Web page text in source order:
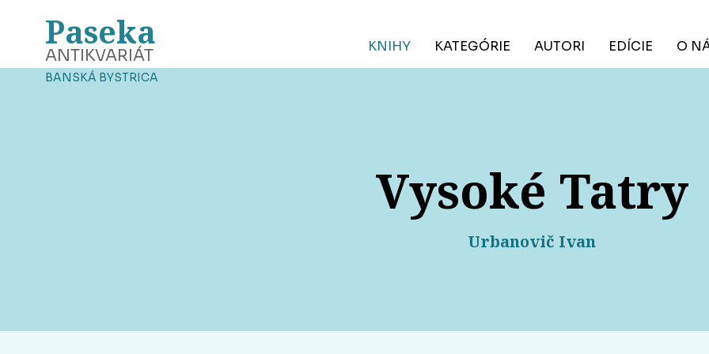
Paseka
ANTIKVARIÁT
BANSKÁ BYSTRICA
KNIHY KATEGÓRIE AUTORI EDÍCIE O
Vysoké Tatry
Urbanovič Ivan